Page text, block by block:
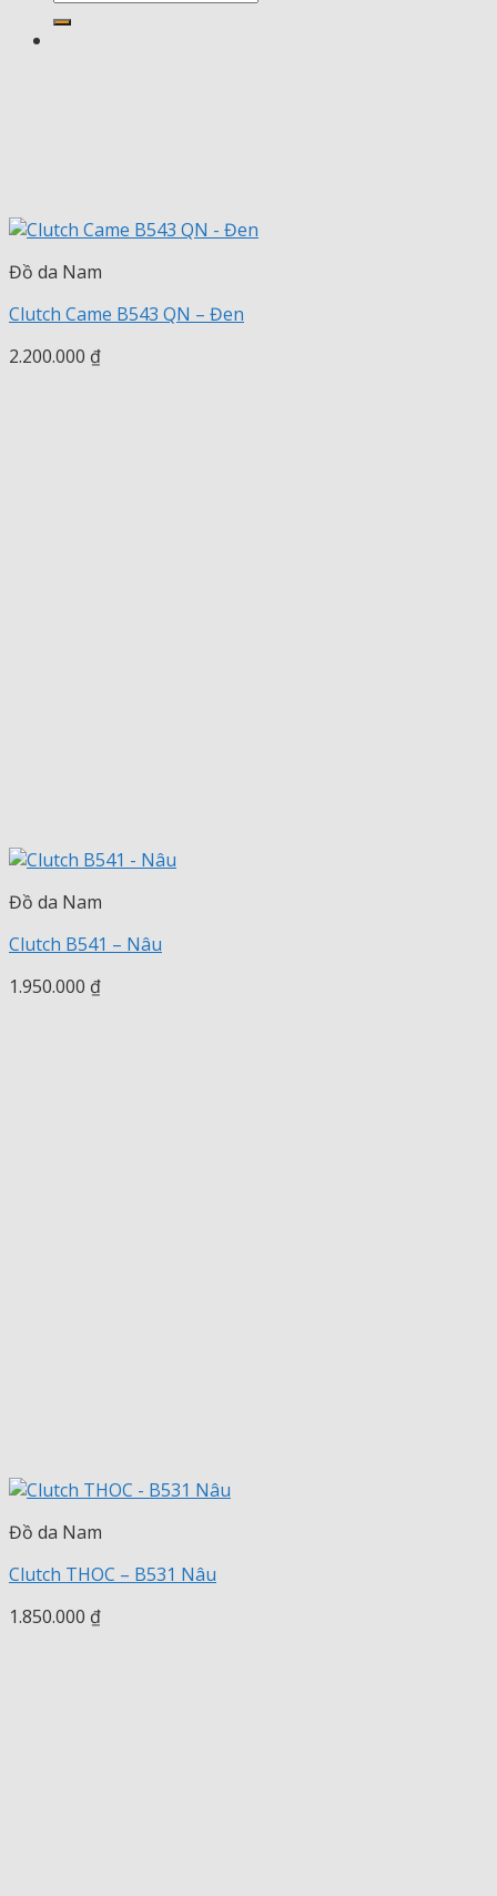
kiếm:
Đồ da Nam
Clutch Came B543 QN – Đen
2.200.000 ₫
Đồ da Nam
Clutch B541 – Nâu
1.950.000 ₫
Đồ da Nam
Clutch THOC – B531 Nâu
1.850.000 ₫